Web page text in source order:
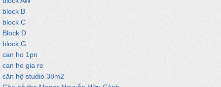
block B
block C
Block D
block G
can ho 1pn
can ho gia re
căn hộ studio 38m2